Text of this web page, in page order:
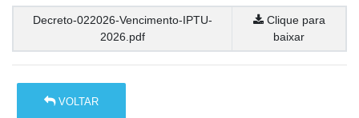
Decreto-022026-Vencimento-IPTU-
2026.pdf
Clique para
baixar
VOLTAR